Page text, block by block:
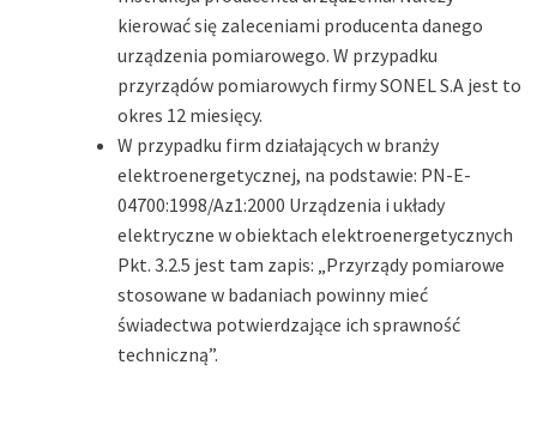
kierować się zaleceniami producenta danego
urządzenia pomiarowego. W przypadku
przyrządów pomiarowych firmy SONEL S.A jest to
okres 12 miesięcy.
W przypadku firm działających w branży
elektroenergetycznej, na podstawie: PN-E-
04700:1998/Az1:2000 Urządzenia i układy
elektryczne w obiektach elektroenergetycznych
Pkt. 3.2.5 jest tam zapis: „Przyrządy pomiarowe
stosowane w badaniach powinny mieć
świadectwa potwierdzające ich sprawność
techniczną”.